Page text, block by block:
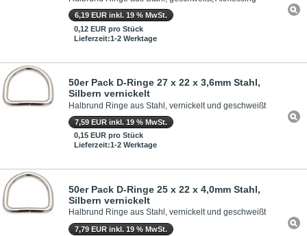
6,19 EUR inkl. 19 % MwSt.
0,12 EUR pro Stück
Lieferzeit:1-2 Werktage
50er Pack D-Ringe 27 x 22 x 3,6mm Stahl,
Silbern vernickelt
Halbrund Ringe aus Stahl, vernickelt und geschweißt
7,59 EUR inkl. 19 % MwSt.
0,15 EUR pro Stück
Lieferzeit:1-2 Werktage
50er Pack D-Ringe 25 x 22 x 4,0mm Stahl,
Silbern vernickelt
Halbrund Ringe aus Stahl, vernickelt und geschweißt
7,79 EUR inkl. 19 % MwSt.